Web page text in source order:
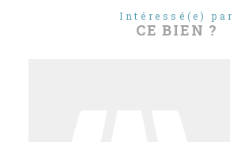
Intéressé(e) par
CE BIEN ?